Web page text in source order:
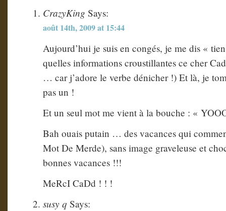
CrazyKing Says:
août 14th, 2009 at 15:44
Aujourd’hui je suis en congés, je me dis «
quelles informations croustillantes ce cher
… car j’adore le verbe dénicher !) Et là, je
pas un !
Et un seul mot me vient à la bouche : «
Bah ouais putain … des vacances qui
Mot De Merde), sans image graveleuse et
bonnes vacances !!!
MeRcI CaDd ! ! !
susy q Says: